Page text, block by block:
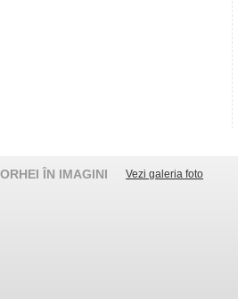
ORHEI ÎN IMAGINI Vezi galeria foto